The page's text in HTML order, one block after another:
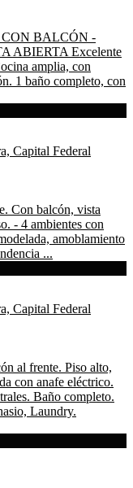
BALCÓN -
ABIERTA Excelente
amplia, con
1 baño completo, con
Con balcón, vista
- 4 ambientes con
amoblamiento
...
al frente. Piso alto,
con anafe eléctrico.
Baño completo.
Laundry.